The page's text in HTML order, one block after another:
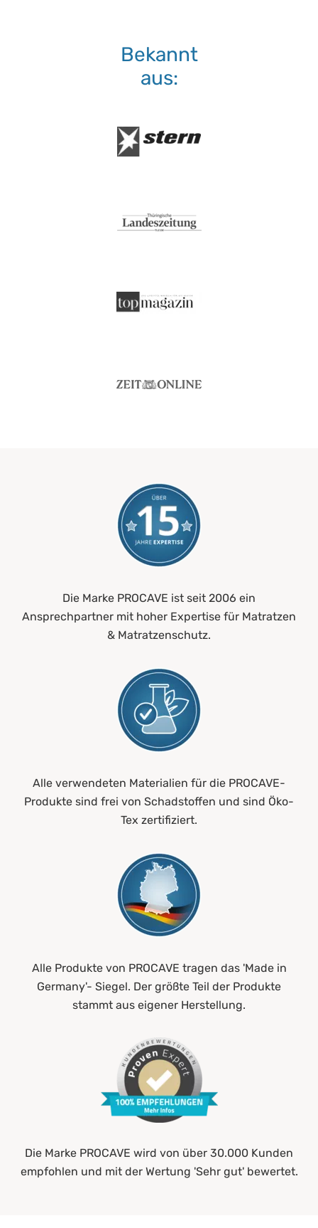
Bekannt
aus:
Die Marke PROCAVE ist seit 2006 ein
Ansprechpartner mit hoher Expertise für Matratzen
& Matratzenschutz.
Alle verwendeten Materialien für die PROCAVE-
Produkte sind frei von Schadstoffen und sind Öko-
Tex zertifiziert.
Alle Produkte von PROCAVE tragen das 'Made in
Germany'- Siegel. Der größte Teil der Produkte
stammt aus eigener Herstellung.
Die Marke PROCAVE wird von über 30.000 Kunden
empfohlen und mit der Wertung 'Sehr gut' bewertet.